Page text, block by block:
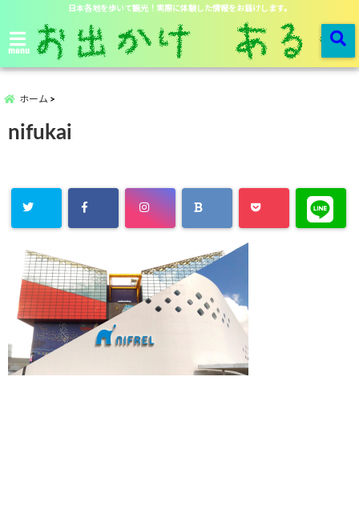
日本各地を歩いて観光！実際に体験した情報をお届けします。
menu
ホーム
nifukai